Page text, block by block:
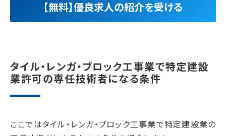
【無料】優良求人の紹介を受ける
タイル・レンガ・ブロック工事業で特定建設
業許可の専任技術者になる条件
ここではタイル・レンガ・ブロック工事業で特定建設業の